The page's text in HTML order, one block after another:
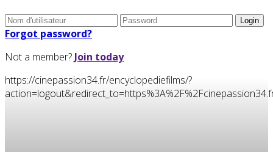
Forgot password?
Not a member? Join today
https://cinepassion34.fr/encyclopediefilms/?